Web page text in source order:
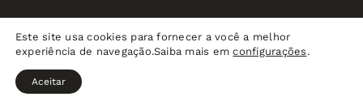
Wieso | CNPJ: 52.497.733/0001-87 © Todos os direitos reservados
Este site usa cookies para fornecer a você a melhor
experiência de navegação.Saiba mais emconfigurações .
Aceitar